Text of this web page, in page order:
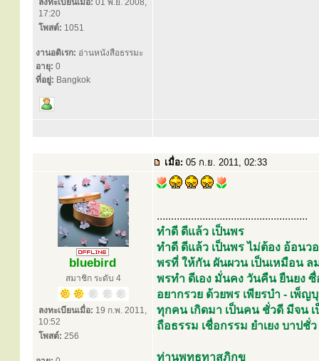
ลงทะเบียนเมื่อ: 01 พ.ย. 2008,
17:20
โพสต์: 1051
งานอดิเรก: อ่านหนังสือธรรมะ
อายุ: 0
ที่อยู่: Bangkok
เมื่อ: 05 ก.ย. 2011, 02:33
bluebird
สมาชิก ระดับ 4
ลงทะเบียนเมื่อ: 19 ก.พ. 2011,
10:52
โพสต์: 256
.....................................................
ทำดี ดีแล้ว เป็นพร
ทำดี ดีแล้ว เป็นพร ไม่ต้อง อ้อนว
พรที่ ให้กัน ผันผวน เป็นเหมือน
พรทำ ดีเอง มั่นคง วันคืน ยืนยง ซื่
อยากรวย ด้วยพร เพียรบำ - เพ็
ทุกคน เกิดมา เป็นคน ชั่วดี มีจน เ
ถือธรรม เชื่อกรรม ยำเยง บาปชั่
ท่านพุทธทาสภิกขุ